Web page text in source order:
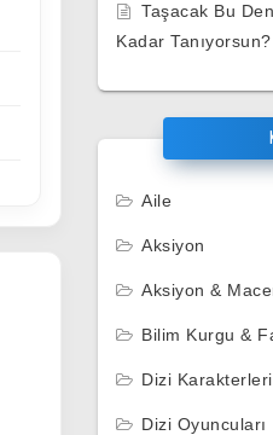
Taşacak Bu
Kadar
Aile
Aksiyon
Aksiyon &
Bilim Kurgu &
Dizi Karakterleri
Dizi Oyuncuları